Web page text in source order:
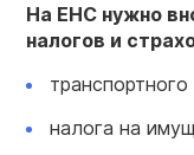
На ЕНС нужно
налогов и
транспортного
налога на